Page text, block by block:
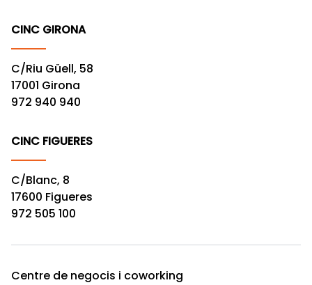
CINC GIRONA
C/Riu Güell, 58
17001 Girona
972 940 940
CINC FIGUERES
C/Blanc, 8
17600 Figueres
972 505 100
Centre de negocis i coworking